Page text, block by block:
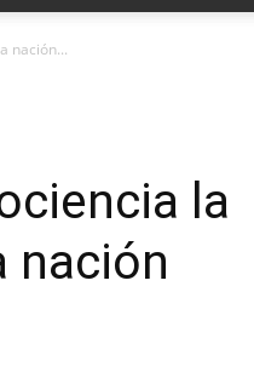
nación...
la
nación